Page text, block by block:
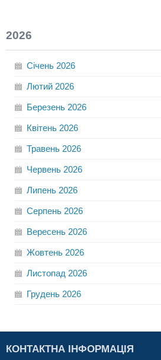
2026
Січень 2026
Лютий 2026
Березень 2026
Квітень 2026
Травень 2026
Червень 2026
Липень 2026
Серпень 2026
Вересень 2026
Жовтень 2026
Листопад 2026
Грудень 2026
КОНТАКТНА ІНФОРМАЦІЯ